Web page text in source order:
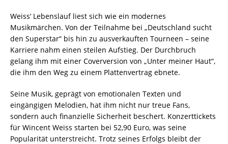
Weiss‘ Lebenslauf liest sich wie ein modernes
Musikmärchen. Von der Teilnahme bei „Deutschland sucht
den Superstar“ bis hin zu ausverkauften Tourneen – seine
Karriere nahm einen steilen Aufstieg. Der Durchbruch
gelang ihm mit einer Coverversion von „Unter meiner Haut“,
die ihm den Weg zu einem Plattenvertrag ebnete.
Seine Musik, geprägt von emotionalen Texten und
eingängigen Melodien, hat ihm nicht nur treue Fans,
sondern auch finanzielle Sicherheit beschert. Konzerttickets
für Wincent Weiss starten bei 52,90 Euro, was seine
Popularität unterstreicht. Trotz seines Erfolgs bleibt der